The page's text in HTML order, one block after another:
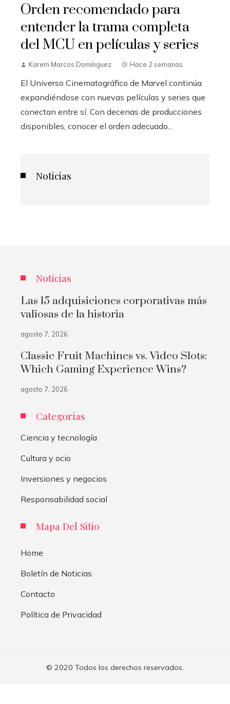
Orden recomendado para
entender la trama completa
del MCU en películas y series
Karem Marcos Domínguez Hace 2 semanas
El Universo Cinematográfico de Marvel continúa
expandiéndose con nuevas películas y series que
conectan entre sí. Con decenas de producciones
disponibles, conocer el orden adecuado...
Noticias
Noticias
Las 15 adquisiciones corporativas más
valiosas de la historia
agosto 7, 2026
Classic Fruit Machines vs. Video Slots:
Which Gaming Experience Wins?
agosto 7, 2026
Categorías
Ciencia y tecnología
Cultura y ocio
Inversiones y negocios
Responsabilidad social
Mapa Del Sitio
Home
Boletín de Noticias
Contacto
Política de Privacidad
© 2020 Todos los derechos reservados.